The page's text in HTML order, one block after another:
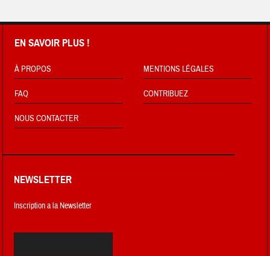
EN SAVOIR PLUS !
À PROPOS MENTIONS LÉGALES
FAQ CONTRIBUEZ
NOUS CONTACTER
NEWSLETTER
Inscription a la Newsletter